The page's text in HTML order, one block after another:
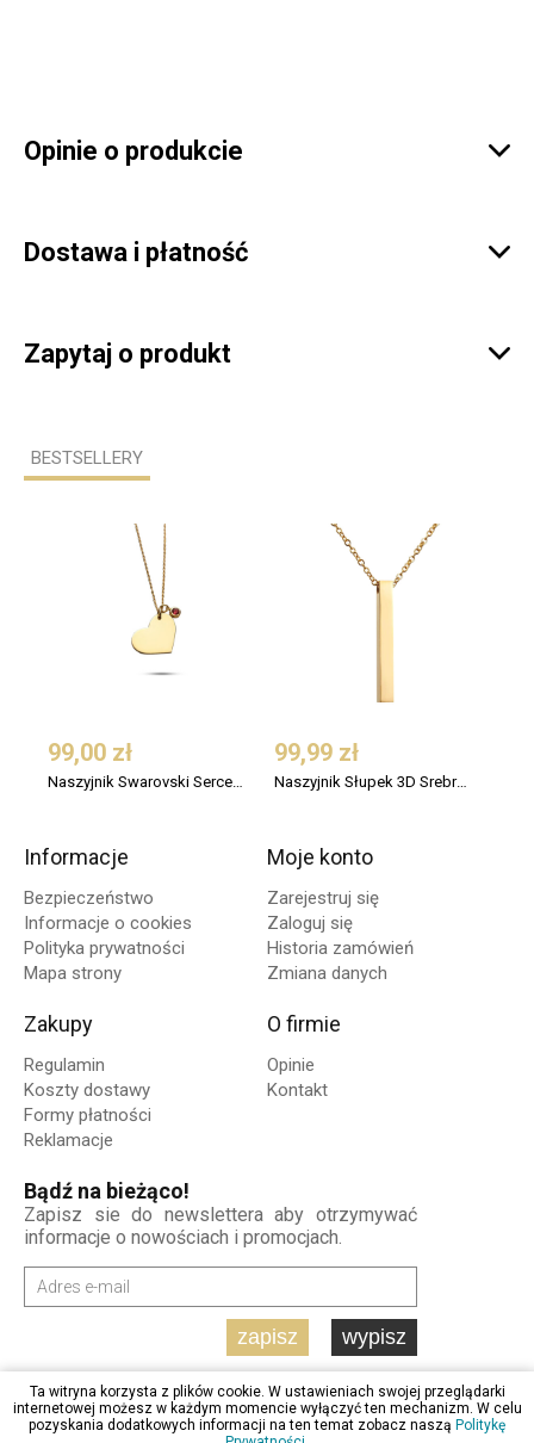
Opinie o produkcie 
Dostawa i płatność 
Zapytaj o produkt 
BESTSELLERY
99,00 zł
Naszyjnik Swarovski Serce Srebro 925 Pozłacany
99,99 zł
Naszyjnik Słupek 3D Srebro 925 Pozłacany
Informacje
Bezpieczeństwo
Informacje o cookies
Polityka prywatności
Mapa strony
Moje konto
Zarejestruj się
Zaloguj się
Historia zamówień
Zmiana danych
Zakupy
Regulamin
Koszty dostawy
Formy płatności
Reklamacje
O firmie
Opinie
Kontakt
Bądź na bieżąco!
Zapisz sie do newslettera aby otrzymywać
informacje o nowościach i promocjach.
zapisz wypisz
Ta witryna korzysta z plików cookie. W ustawieniach swojej przeglądarki
internetowej możesz w każdym momencie wyłączyć ten mechanizm. W celu
pozyskania dodatkowych informacji na ten temat zobacz naszą Politykę